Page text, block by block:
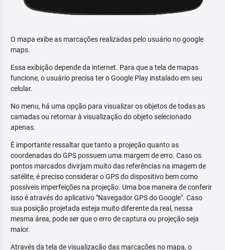
O mapa exibe as marcações realizadas pelo usuário no google
maps.
Essa exibição depende da internet. Para que a tela de mapas
funcione, o usuário precisa ter o Google Play instalado em seu
celular.
No menu, há uma opção para visualizar os objetos de todas as
camadas ou retornar à visualização do objeto selecionado
apenas.
É importante ressaltar que tanto a projeção quanto as
coordenadas do GPS possuem uma margem de erro. Caso os
pontos marcados divirjam muito das referências na imagem de
satélite, é preciso considerar o GPS do dispositivo bem como
possíveis imperfeições na projeção. Uma boa maneira de conferir
isso é através do aplicativo "Navegador GPS do Google". Caso
sua posição projetada esteja muito diferente da real, nessa
mesma área, pode ser que o erro de captura ou projeção seja
maior.
Através da tela de visualização das marcações no mapa, o